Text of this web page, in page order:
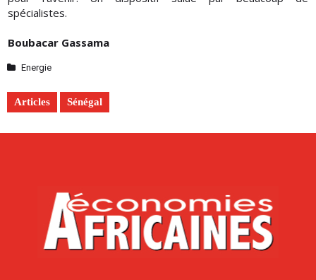
spécialistes.
Boubacar Gassama
Energie
Articles Sénégal